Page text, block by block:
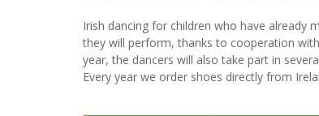
Irish dancing for children who have already
they will perform, thanks to cooperation
year, the dancers will also take part in
Every year we order shoes directly from